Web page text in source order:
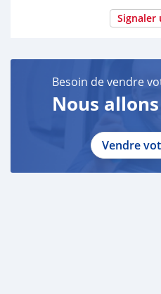
Signaler
Besoin de vendre
Nous
Vendre